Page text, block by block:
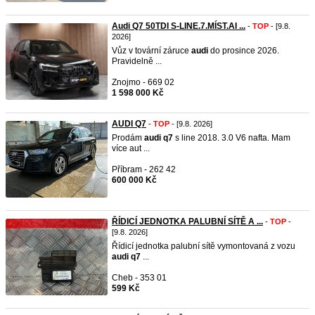
Audi Q7 50TDI S-LINE.7.MÍST.AI ... - TOP - [9.8.
2026]
Vůz v tovární záruce audi do prosince 2026.
Pravidelně ...
Znojmo - 669 02
1 598 000 Kč
AUDI Q7 - TOP - [9.8. 2026]
Prodám audi q7 s line 2018. 3.0 V6 nafta. Mam
více aut ...
Příbram - 262 42
600 000 Kč
ŘÍDICÍ JEDNOTKA PALUBNÍ SÍTĚ A ... - TOP -
[9.8. 2026]
Řídicí jednotka palubní sítě vymontovaná z vozu
audi q7 ...
Cheb - 353 01
599 Kč